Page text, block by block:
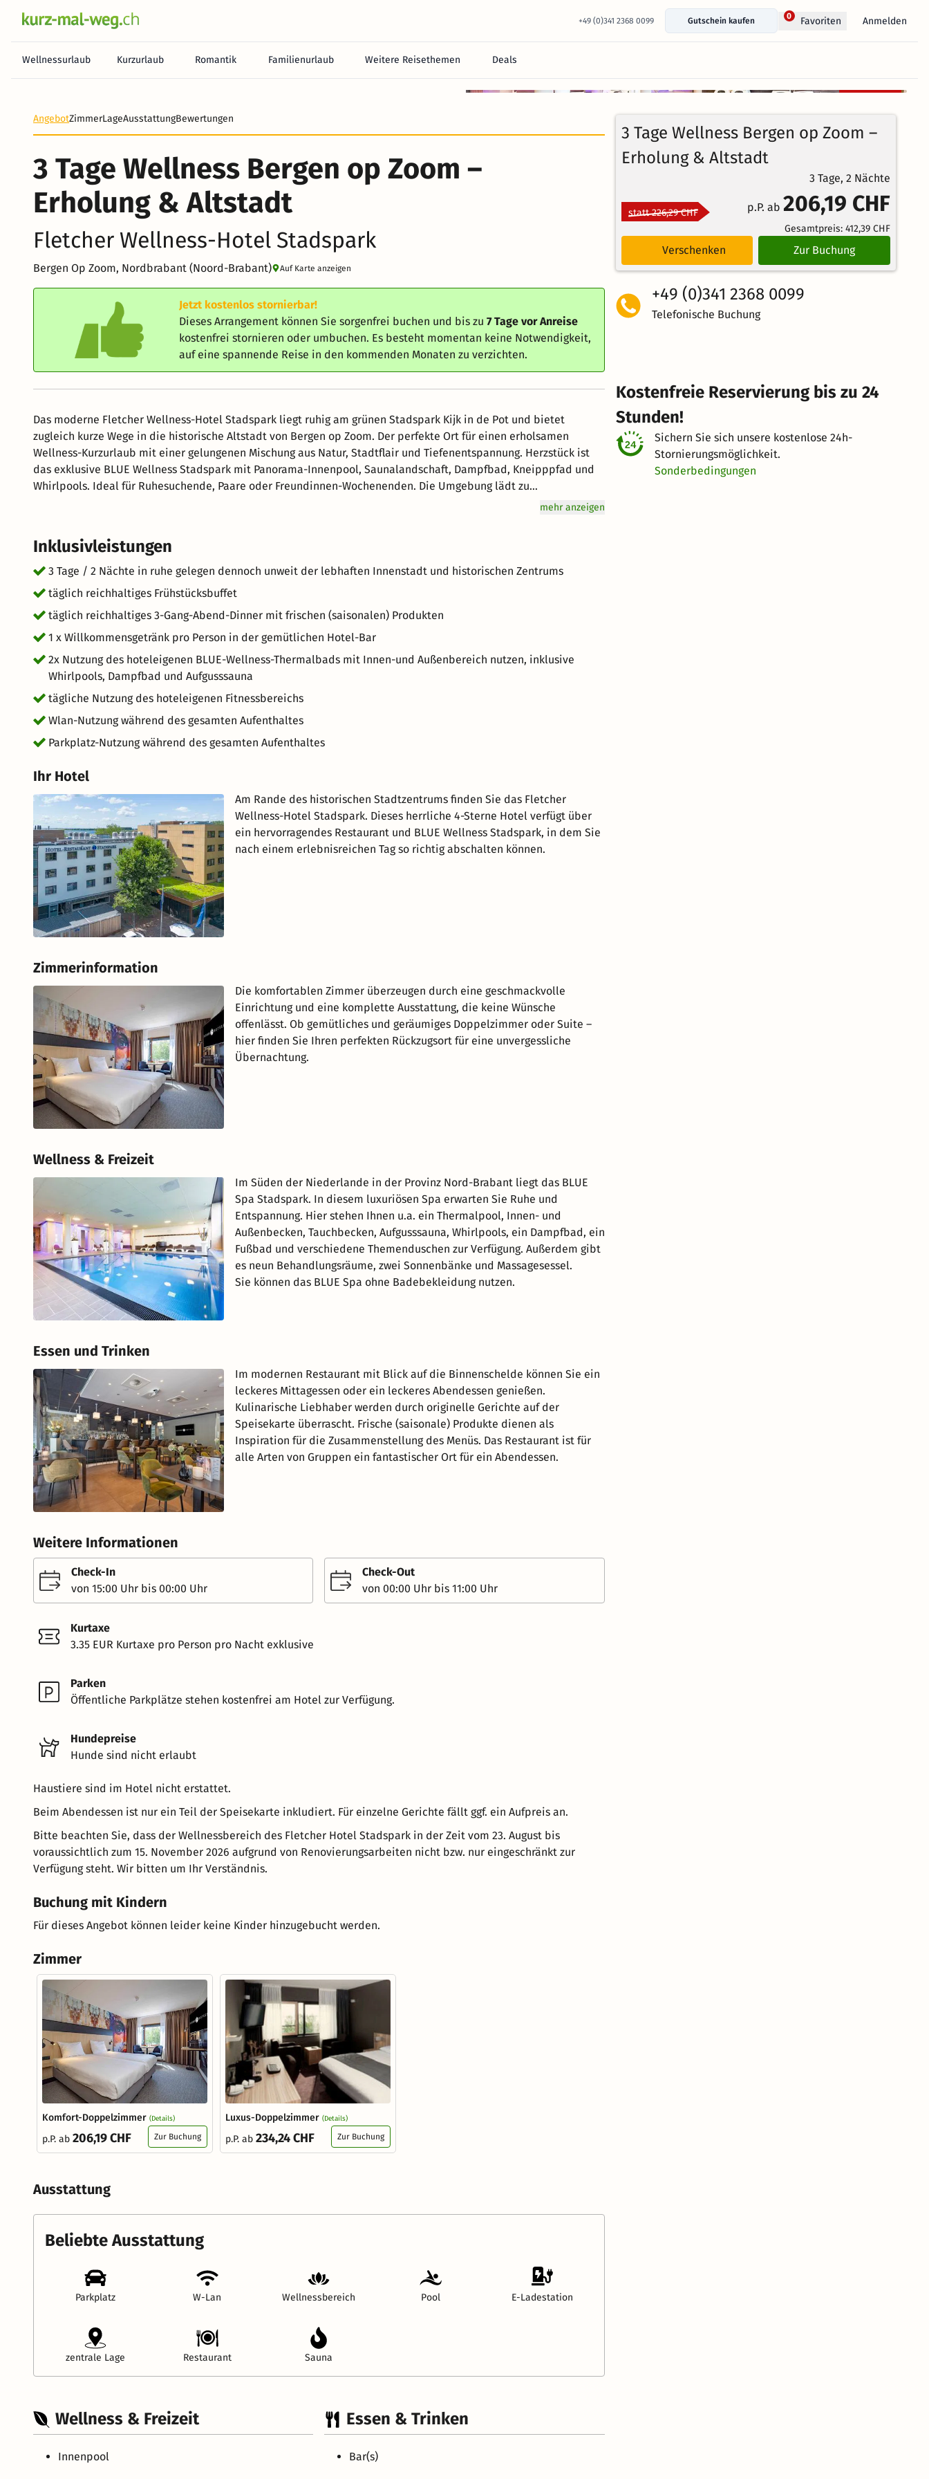
+49 (0)341 2368 0099 Gutschein kaufen
0 Favoriten Anmelden
Wellnessurlaub Kurzurlaub Romantik Familienurlaub Weitere Reisethemen Deals
Heute noch keine Zahlung erforderlich! Zahlen Sie bequem im Hotel. 100%
Weiterempfehlung
Bewertungen
4.2 /5
stornierbar
AngebotZimmerLageAusstattungBewertungen
3 Tage Wellness Bergen op Zoom –
Erholung & Altstadt
Fletcher Wellness-Hotel Stadspark
Bergen Op Zoom, Nordbrabant (Noord-Brabant) Auf Karte anzeigen
Jetzt kostenlos stornierbar!
Dieses Arrangement können Sie sorgenfrei buchen und bis zu7 Tage vor Anreise
kostenfrei stornieren oder umbuchen. Es besteht momentan keine Notwendigkeit,
auf eine spannende Reise in den kommenden Monaten zu verzichten.
Das moderne Fletcher Wellness-Hotel Stadspark liegt ruhig am grünen Stadspark Kijk in de Pot und bietet
zugleich kurze Wege in die historische Altstadt von Bergen op Zoom. Der perfekte Ort für einen erholsamen
Wellness-Kurzurlaub mit einer gelungenen Mischung aus Natur, Stadtflair und Tiefenentspannung. Herzstück ist
das exklusive BLUE Wellness Stadspark mit Panorama-Innenpool, Saunalandschaft, Dampfbad, Kneipppfad und
Whirlpools. Ideal für Ruhesuchende, Paare oder Freundinnen-Wochenenden. Die Umgebung lädt zu
Spaziergängen am Binnenschelde-See, einem Einkaufsbummel durch die verwinkelten Gassen der Altstadt oder
Altstadtflair, einen romantischen Kurztrip mit Therme, oder eine ruhige Auszeit in Nordbrabant mit Genuss &
Erholung. Bitte beachten Sie, dass der Wellnessbereich des Fletcher Hotel Stadspark in der Zeit vom 23. August
bis voraussichtlich zum 15. November 2026 aufgrund von Renovierungsarbeiten nicht bzw. nur eingeschränkt zur
Verfügung steht. Wir bitten um Ihr Verständnis.
mehr anzeigen
Inklusivleistungen
3 Tage / 2 Nächte in ruhe gelegen dennoch unweit der lebhaften Innenstadt und historischen Zentrums
täglich reichhaltiges Frühstücksbuffet
täglich reichhaltiges 3-Gang-Abend-Dinner mit frischen (saisonalen) Produkten
1 x Willkommensgetränk pro Person in der gemütlichen Hotel-Bar
2x Nutzung des hoteleigenen BLUE-Wellness-Thermalbads mit Innen-und Außenbereich nutzen, inklusive
Whirlpools, Dampfbad und Aufgusssauna
tägliche Nutzung des hoteleigenen Fitnessbereichs
Wlan-Nutzung während des gesamten Aufenthaltes
Parkplatz-Nutzung während des gesamten Aufenthaltes
Ihr Hotel
Am Rande des historischen Stadtzentrums finden Sie das Fletcher
Wellness-Hotel Stadspark. Dieses herrliche 4-Sterne Hotel verfügt über
ein hervorragendes Restaurant und BLUE Wellness Stadspark, in dem Sie
nach einem erlebnisreichen Tag so richtig abschalten können.
Zimmerinformation
Die komfortablen Zimmer überzeugen durch eine geschmackvolle
Einrichtung und eine komplette Ausstattung, die keine Wünsche
offenlässt. Ob gemütliches und geräumiges Doppelzimmer oder Suite –
hier finden Sie Ihren perfekten Rückzugsort für eine unvergessliche
Übernachtung.
Wellness & Freizeit
Im Süden der Niederlande in der Provinz Nord-Brabant liegt das BLUE
Spa Stadspark. In diesem luxuriösen Spa erwarten Sie Ruhe und
Entspannung. Hier stehen Ihnen u.a. ein Thermalpool, Innen- und
Außenbecken, Tauchbecken, Aufgusssauna, Whirlpools, ein Dampfbad, ein
Fußbad und verschiedene Themenduschen zur Verfügung. Außerdem gibt
es neun Behandlungsräume, zwei Sonnenbänke und Massagesessel.
Sie können das BLUE Spa ohne Badebekleidung nutzen.
Essen und Trinken
Im modernen Restaurant mit Blick auf die Binnenschelde können Sie ein
leckeres Mittagessen oder ein leckeres Abendessen genießen.
Kulinarische Liebhaber werden durch originelle Gerichte auf der
Speisekarte überrascht. Frische (saisonale) Produkte dienen als
Inspiration für die Zusammenstellung des Menüs. Das Restaurant ist für
alle Arten von Gruppen ein fantastischer Ort für ein Abendessen.
Weitere Informationen
Check-In
von 15:00 Uhr bis 00:00 Uhr
Check-Out
von 00:00 Uhr bis 11:00 Uhr
Kurtaxe
3.35 EUR Kurtaxe pro Person pro Nacht exklusive
Parken
Öffentliche Parkplätze stehen kostenfrei am Hotel zur Verfügung.
Hundepreise
Hunde sind nicht erlaubt
Haustiere sind im Hotel nicht erstattet.
Beim Abendessen ist nur ein Teil der Speisekarte inkludiert. Für einzelne Gerichte fällt ggf. ein Aufpreis an.
Bitte beachten Sie, dass der Wellnessbereich des Fletcher Hotel Stadspark in der Zeit vom 23. August bis
voraussichtlich zum 15. November 2026 aufgrund von Renovierungsarbeiten nicht bzw. nur eingeschränkt zur
Verfügung steht. Wir bitten um Ihr Verständnis.
Buchung mit Kindern
Für dieses Angebot können leider keine Kinder hinzugebucht werden.
Zimmer
Komfort-Doppelzimmer (Details)
p.P. ab 206,19 CHF Zur Buchung
Luxus-Doppelzimmer (Details)
p.P. ab 234,24 CHF Zur Buchung
Ausstattung
Beliebte Ausstattung
Parkplatz W-Lan Wellnessbereich Pool E-Ladestation
zentrale Lage Restaurant Sauna
Wellness & Freizeit
Innenpool
Essen & Trinken
Bar(s)
3 Tage Wellness Bergen op Zoom –
Erholung & Altstadt
3 Tage, 2 Nächte
statt 226,29 CHF p.P. ab 206,19 CHF
Gesamtpreis: 412,39 CHF
Verschenken Zur Buchung
+49 (0)341 2368 0099
Telefonische Buchung
Kostenfreie Reservierung bis zu 24
Stunden!
Sichern Sie sich unsere kostenlose 24h-
Stornierungsmöglichkeit.
Sonderbedingungen